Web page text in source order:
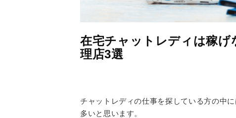
在宅チャットレディは稼
理店3選
チャットレディの仕事を探している方の中
多いと思います。